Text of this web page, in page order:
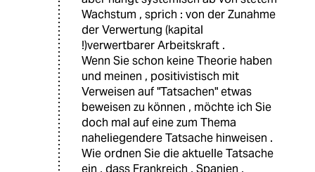
Wachstum , sprich : von der Zunahme
der Verwertung (kapital
!)verwertbarer Arbeitskraft .
Wenn Sie schon keine Theorie haben
und meinen , positivistisch mit
Verweisen auf "Tatsachen" etwas
beweisen zu können , möchte ich Sie
doch mal auf eine zum Thema
naheliegendere Tatsache hinweisen .
Wie ordnen Sie die aktuelle Tatsache
ein , dass Frankreich , Spanien ,